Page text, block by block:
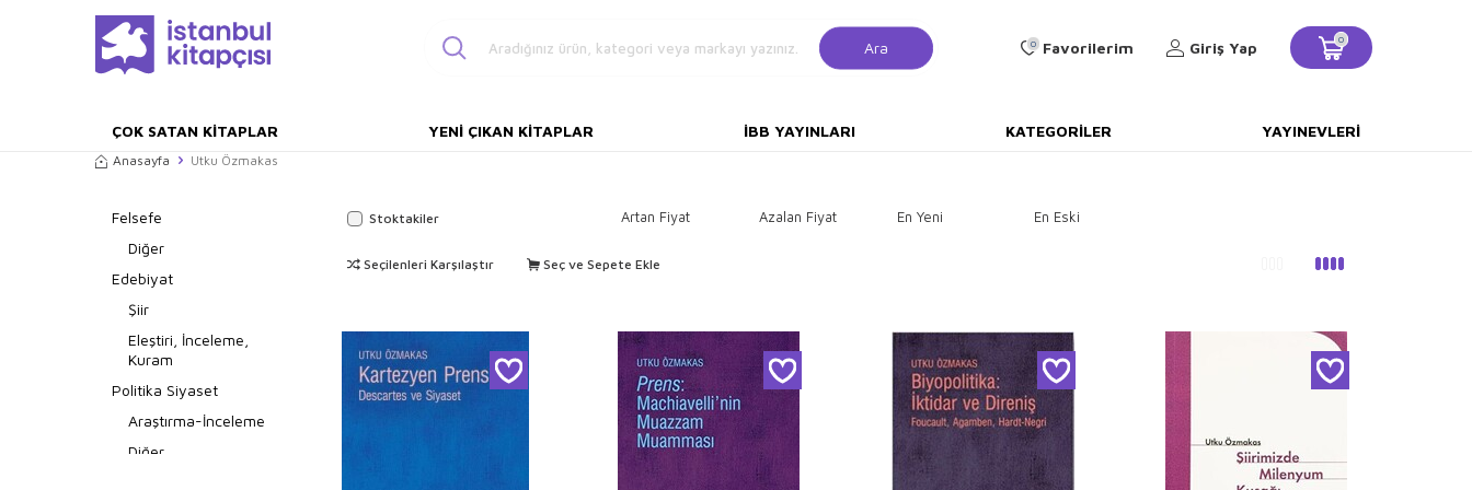
Ara 0 Favorilerim Giriş Yap 0
ÇOK SATAN KITAPLAR YENI ÇIKAN KITAPLAR İBB YAYINLARI KATEGORILER YAYINEVLERI
Anasayfa Utku Özmakas
Felsefe
Diğer
Edebiyat
Şiir
Eleştiri, İnceleme,
Kuram
Politika Siyaset
Araştırma-İnceleme
Diğer
Stoktakiler Artan Fiyat Azalan Fiyat En Yeni En Eski
Seçilenleri Karşılaştır Seç ve Sepete Ekle